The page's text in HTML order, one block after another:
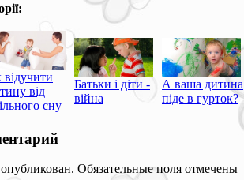
відучити
від
сну
Батьки і діти -
війна
А ваша дитина
піде в гурток?
Обязательные поля отмечены